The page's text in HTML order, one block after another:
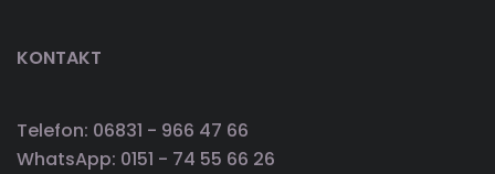
KONTAKT
Telefon: 06831 - 966 47 66
WhatsApp: 0151 - 74 55 66 26